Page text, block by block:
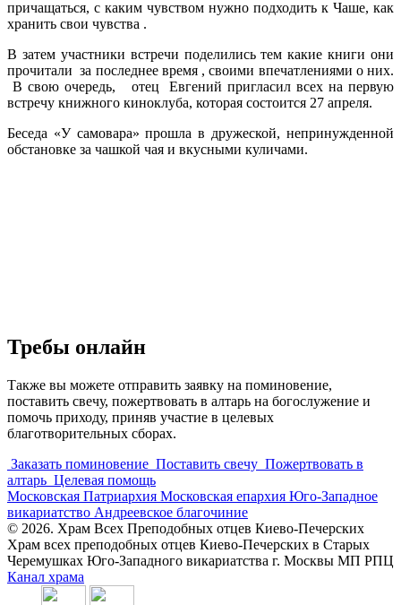
причащаться, с каким чувством нужно подходить к Чаше, как
хранить свои чувства .
В затем участники встречи поделились тем какие книги они
прочитали за последнее время , своими впечатлениями о них.
В свою очередь, отец Евгений пригласил всех на первую
встречу книжного киноклуба, которая состоится 27 апреля.
Беседа «У самовара» прошла в дружеской, непринужденной
обстановке за чашкой чая и вкусными куличами.
Требы онлайн
Также вы можете отправить заявку на поминовение,
поставить свечу, пожертвовать в алтарь на богослужение и
помочь приходу, приняв участие в целевых
благотворительных сборах.
Заказать поминовение Поставить свечу Пожертвовать в
алтарь Целевая помощь
Московская Патриархия Московская епархия Юго-Западное
викариатство Андреевское благочиние
© 2026. Храм Всех Преподобных отцев Киево-Печерских
Храм всех преподобных отцев Киево-Печерских в Старых
Черемушках Юго-Западного викариатства г. Москвы МП РПЦ
Канал храма